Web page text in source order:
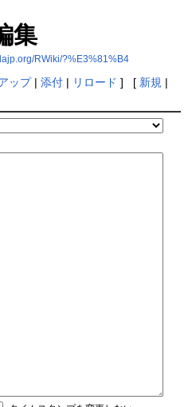
集
RWiki/?%E3%81%B4
ップ| 添付| リロード ] [ 新規 |